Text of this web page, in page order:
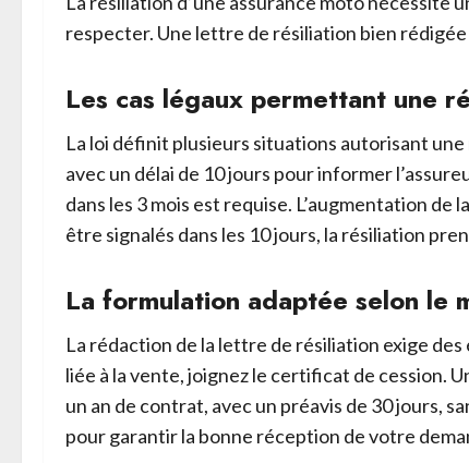
respecter. Une lettre de résiliation bien
Les cas légaux permettant une
La loi définit plusieurs situations autorisant
avec un délai de 10 jours pour informer
dans les 3 mois est requise. L’augmentation
être signalés dans les 10 jours, la résiliation
La formulation adaptée selon le
La rédaction de la lettre de résiliation exige
liée à la vente, joignez le certificat de cession.
un an de contrat, avec un préavis de 30 jours,
pour garantir la bonne réception de votre